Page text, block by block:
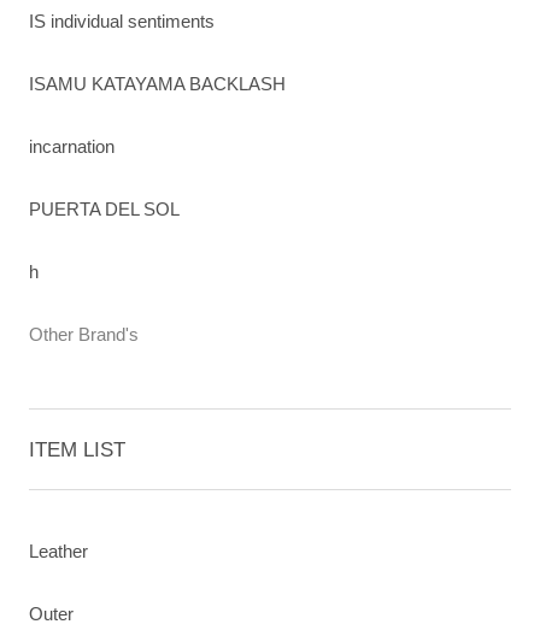
IS individual sentiments
ISAMU KATAYAMA BACKLASH
incarnation
PUERTA DEL SOL
h
Other Brand's
ITEM LIST
Leather
Outer